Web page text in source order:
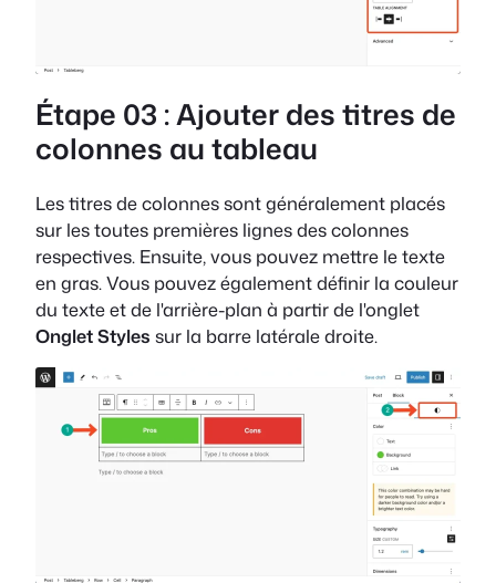
Étape 03 : Ajouter des titres de
colonnes au tableau
Les titres de colonnes sont généralement placés
sur les toutes premières lignes des colonnes
respectives. Ensuite, vous pouvez mettre le texte
en gras. Vous pouvez également définir la couleur
du texte et de l'arrière-plan à partir de l'onglet
Onglet Styles sur la barre latérale droite.